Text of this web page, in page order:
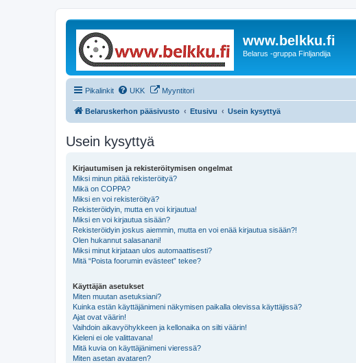
www.belkku.fi
Belarus -gruppa Finljandija
Pikalinkit UKK Myyntitori
Belaruskerhon pääsivusto Etusivu Usein kysyttyä
Usein kysyttyä
Kirjautumisen ja rekisteröitymisen ongelmat
Miksi minun pitää rekisteröityä?
Mikä on COPPA?
Miksi en voi rekisteröityä?
Rekisteröidyin, mutta en voi kirjautua!
Miksi en voi kirjautua sisään?
Rekisteröidyin joskus aiemmin, mutta en voi enää kirjautua sisään?!
Olen hukannut salasanani!
Miksi minut kirjataan ulos automaattisesti?
Mitä “Poista foorumin evästeet” tekee?
Käyttäjän asetukset
Miten muutan asetuksiani?
Kuinka estän käyttäjänimeni näkymisen paikalla olevissa käyttäjissä?
Ajat ovat väärin!
Vaihdoin aikavyöhykkeen ja kellonaika on silti väärin!
Kieleni ei ole valittavana!
Mitä kuvia on käyttäjänimeni vieressä?
Miten asetan avataren?